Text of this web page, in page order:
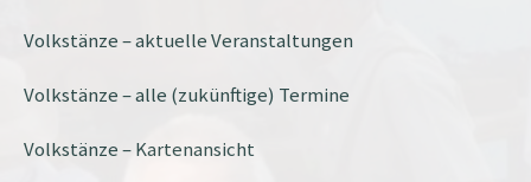
Volkstänze – aktuelle Veranstaltungen
Volkstänze – alle (zukünftige) Termine
Volkstänze – Kartenansicht